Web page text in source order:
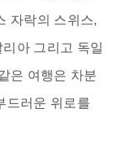
자락의 스위스,
아 그리고 독일
은 여행은 차분
드러운 위로를